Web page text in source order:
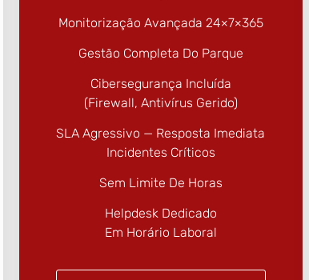
Monitorização Avançada 24×7×365
Gestão Completa Do Parque
Cibersegurança Incluída
(firewall, Antivírus Gerido)
SLA Agressivo — Resposta Imediata
Incidentes Críticos
Sem Limite De Horas
Helpdesk Dedicado
Em Horário Laboral